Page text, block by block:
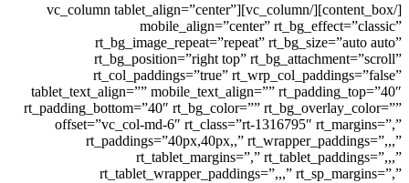
[/content_box][/vc_column][vc_column tablet_align=”center”
mobile_align=”center”
rt_bg_image_repeat=”repeat”
rt_bg_position=”right top”
rt_col_paddings=”true”
tablet_text_align=”” mobile_text_align=””
rt_padding_bottom=”40″ rt_bg_color=””
offset=”vc_col-md-6″ rt_class=”rt-1316795″
rt_paddings=”40px,40px,,”
rt_tablet_margins=”,”
rt_tablet_wrapper_paddings=”,,,”